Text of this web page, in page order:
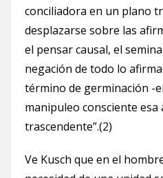
conciliadora en un plano
desplazarse sobre las
el pensar causal, el
negación de todo lo
término de germinación -
manipuleo consciente esa
trascendente”.(2)
Ve Kusch que en el